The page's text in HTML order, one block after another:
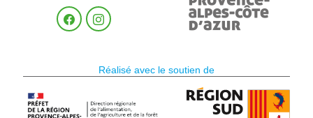
Réalisé avec le soutien de